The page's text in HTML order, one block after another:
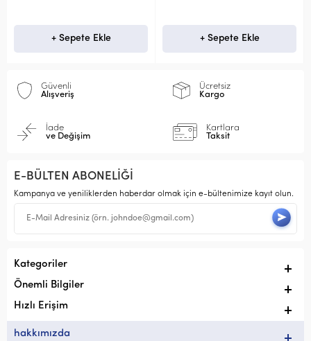
Güvenli
Alışveriş
Ücretsiz
Kargo
İade
ve Değişim
Kartlara
Taksit
E-BÜLTEN ABONELİĞİ
Kampanya ve yeniliklerden haberdar olmak için e-bültenimize kayıt olun.
Kategoriler
Önemli Bilgiler
Hızlı Erişim
hakkımızda